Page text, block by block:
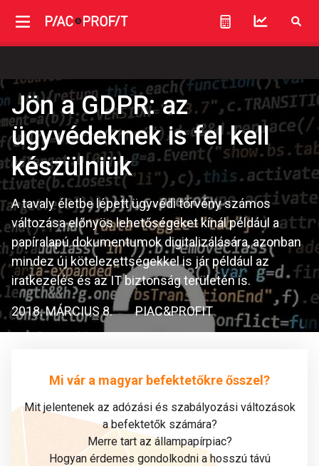
Jön a GDPR: az
ügyvédeknek is fel kell
készülniük
A tavaly életbe lépett ügyvédi törvény számos
változása előnyös lehetőségeket kínál például a
papíralapú dokumentumok digitalizálására, azonban
mindez új kötelezettségekkel is jár például az
iratkezelés és az IT biztonság területén is.
2018. MÁRCIUS 8. PIAC&PROFIT
Mi vár a magyar befektetőkre ősszel?
Mit jelentenek az adózási és szabályozási változások
a befektetők számára?
Merre tart az állampapírpiac?
Hogyan érdemes gondolkodni a hosszú távú